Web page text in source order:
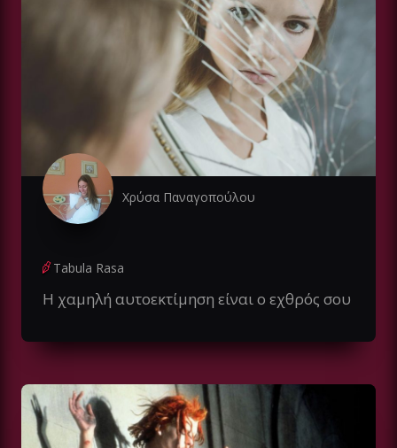
Χρύσα Παναγοπούλου
Tabula Rasa
Η χαμηλή αυτοεκτίμηση είναι ο εχθρός σου